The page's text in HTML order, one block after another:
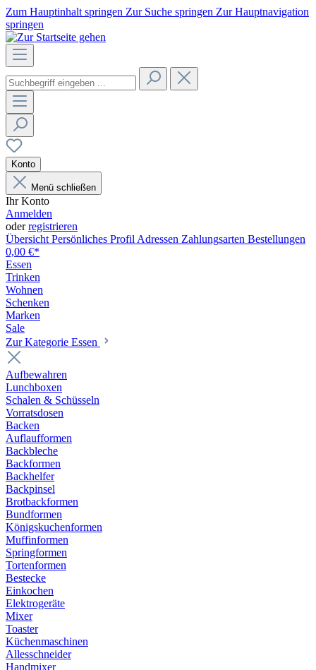
Zum Hauptinhalt springen Zur Suche springen Zur Hauptnavigation
springen
Konto
Menü schließen
Ihr Konto
Anmelden
oderregistrieren
Übersicht Persönliches Profil Adressen Zahlungsarten Bestellungen
0,00 €*
Essen
Trinken
Wohnen
Schenken
Marken
Sale
Zur Kategorie Essen
Aufbewahren
Lunchboxen
Schalen & Schüsseln
Vorratsdosen
Backen
Auflaufformen
Backbleche
Backformen
Backhelfer
Backpinsel
Brotbackformen
Bundformen
Königskuchenformen
Muffinformen
Springformen
Tortenformen
Bestecke
Einkochen
Elektrogeräte
Mixer
Toaster
Küchenmaschinen
Allesschneider
Handmixer